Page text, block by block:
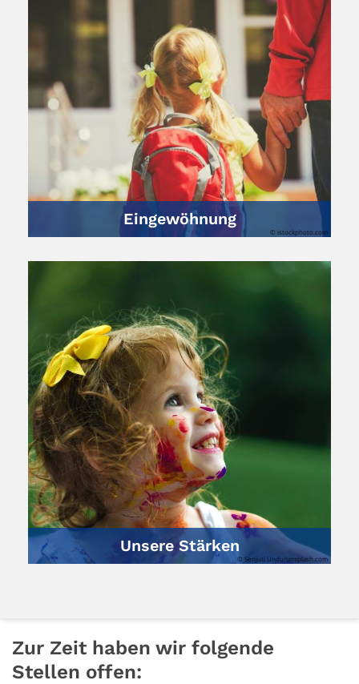
Eingewöhnung
© istockphoto.com
Unsere Stärken
© Senjuti Undu/unsplash.com
Zur Zeit haben wir folgende
Stellen offen: